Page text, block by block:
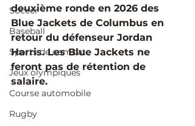
Soccer
Baseball
Sports de combat
Jeux olympiques
Course automobile
Rugby
deuxième ronde en 2026 des
Blue Jackets de Columbus en
retour du défenseur Jordan
Harris. Les Blue Jackets ne
feront pas de rétention de
salaire.